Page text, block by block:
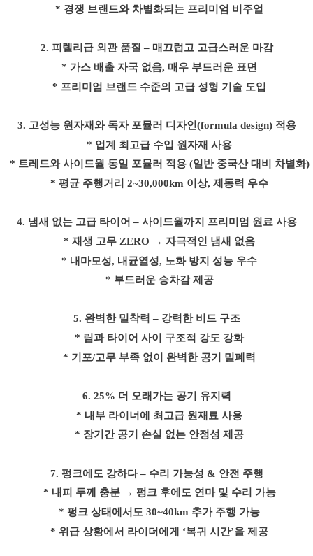
* 경쟁 브랜드와 차별화되는 프리미엄 비주얼
2. 피렐리급 외관 품질 – 매끄럽고 고급스러운 마감
* 가스 배출 자국 없음, 매우 부드러운 표면
* 프리미엄 브랜드 수준의 고급 성형 기술 도입
3. 고성능 원자재와 독자 포뮬러 디자인 (formula design) 적용
* 업계 최고급 수입 원자재 사용
* 트레드와 사이드월 동일 포뮬러 적용(일반 중국산 대비 차별화)
* 평균 주행거리 2~30,000km 이상, 제동력 우수
4. 냄새 없는 고급 타이어 – 사이드월까지 프리미엄 원료 사용
* 재생 고무 ZERO → 자극적인 냄새 없음
* 내마모성, 내균열성, 노화 방지 성능 우수
* 부드러운 승차감 제공
5. 완벽한 밀착력 – 강력한 비드 구조
* 림과 타이어 사이 구조적 강도 강화
* 기포/고무 부족 없이 완벽한 공기 밀폐력
6. 25% 더 오래가는 공기 유지력
* 내부 라이너에 최고급 원재료 사용
* 장기간 공기 손실 없는 안정성 제공
7. 펑크에도 강하다– 수리 가능성 & 안전 주행
* 내피 두께 충분→ 펑크 후에도 연마 및 수리 가능
* 펑크 상태에서도 30~40km 추가 주행 가능
* 위급 상황에서 라이더에게
‘복귀 시간’을 제공